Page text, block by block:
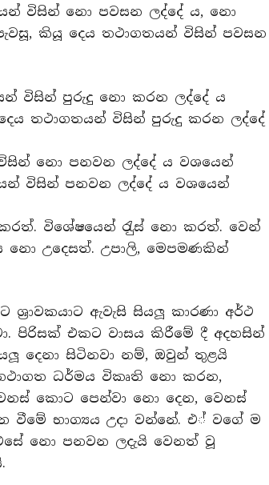
විසින් නො පවසන ලද්දේ ය, නො
කියූ දෙය තථාගතයන් විසින් පවසන
විසින් පුරුදු නො කරන ලද්දේ ය
තථාගතයන් විසින් පුරුදු කරන ලද්දේ
නො පනවන ලද්දේ ය වශයෙන්
විසින් පනවන ලද්දේ ය වශයෙන්
විශේෂයෙන් රැුස් නො කරත්. වෙන්
උදෙසත්. උපාලි, මෙපමණකින්
ඇවැසි සියලූ කාරණා අර්ථ
පිරිසක් එකට වාසය කිරීමේ දී අදහසින්
දෙනා සිටිනවා නම්, ඔවුන් තුළයි
ධර්මය විකෘති නො කරන,
කොට පෙන්වා නො දෙන, වෙනස්
භාග්‍යය උදා වන්නේ. එ් වගේ ම
නො පනවන ලදැයි වෙනත් වූ